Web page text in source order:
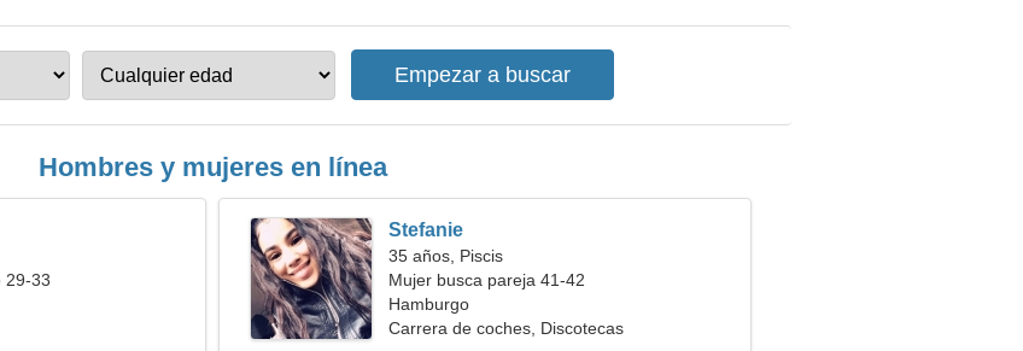
Hombres y mujeres en línea
29-33
Stefanie
35 años, Piscis
Mujer busca pareja 41-42
Hamburgo
Carrera de coches, Discotecas